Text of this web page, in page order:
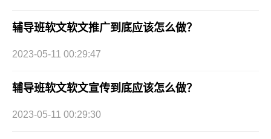
辅导班软文软文推广到底应该怎么做？
2023-05-11 00:29:47
辅导班软文软文宣传到底应该怎么做？
2023-05-11 00:29:30